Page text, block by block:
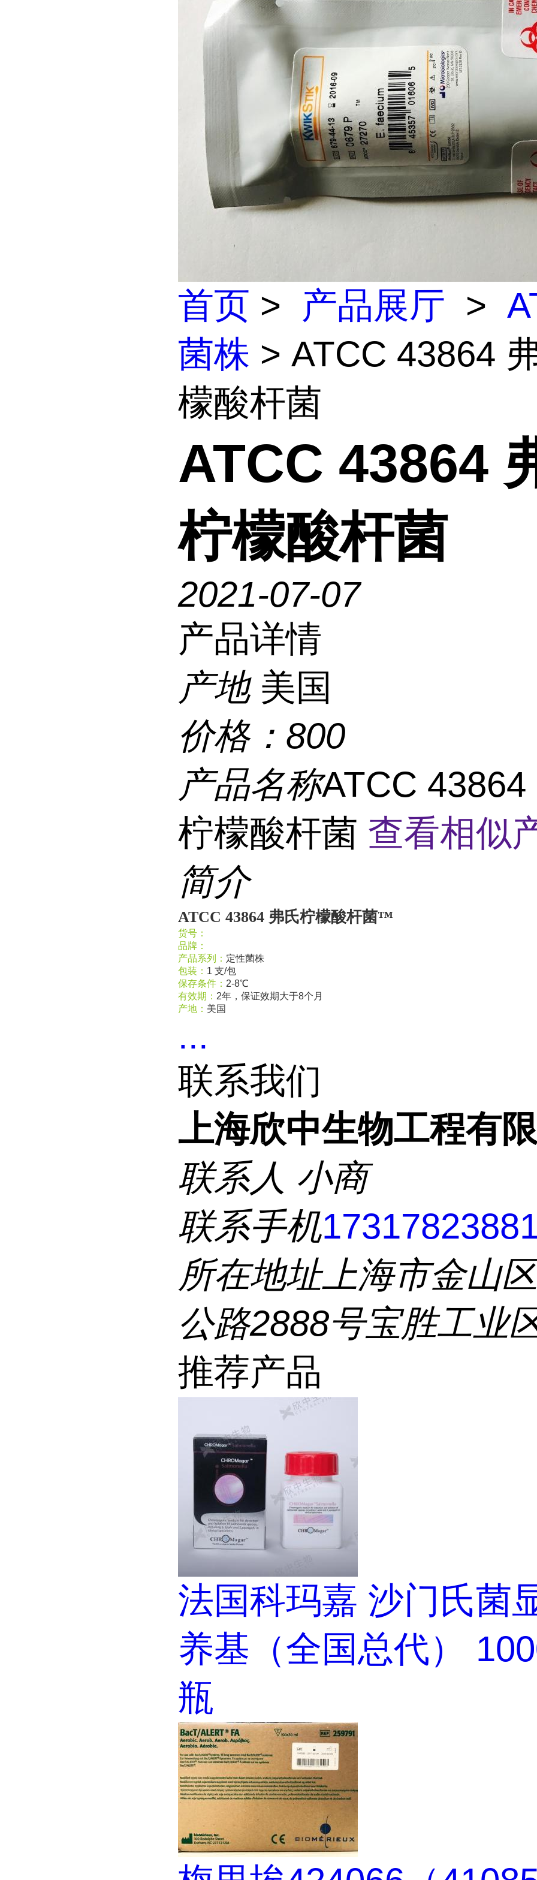
首页 > 产品展厅 >
菌株 > ATCC 43864
檬酸杆菌
ATCC 43864
柠檬酸杆菌
2021-07-07
产品详情
产地 美国
价格： 800
产品名称ATCC 43864
柠檬酸杆菌 查看相似
简介
ATCC 43864 弗氏柠檬酸杆菌™
货号：
品牌：
产品系列： 定性菌株
包装： 1 支/包
保存条件： 2-8℃
有效期： 2年，保证效期大于8个月
产地： 美国
...
联系我们
上海欣中生物工程有
联系人 小商
联系手机
所在地址上海市金山
公路2888号宝胜工业
推荐产品
法国科玛嘉 沙门氏菌
养基（全国总代）
瓶